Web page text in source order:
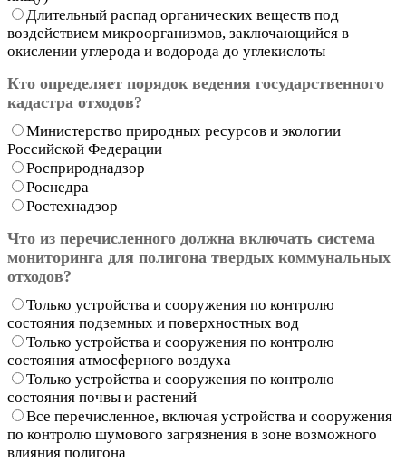
Длительный распад органических веществ под
воздействием микроорганизмов, заключающийся в
окислении углерода и водорода до углекислоты
Кто определяет порядок ведения государственного
кадастра отходов?
Министерство природных ресурсов и экологии
Российской Федерации
Росприроднадзор
Роснедра
Ростехнадзор
Что из перечисленного должна включать система
мониторинга для полигона твердых коммунальных
отходов?
Только устройства и сооружения по контролю
состояния подземных и поверхностных вод
Только устройства и сооружения по контролю
состояния атмосферного воздуха
Только устройства и сооружения по контролю
состояния почвы и растений
Все перечисленное, включая устройства и сооружения
по контролю шумового загрязнения в зоне возможного
влияния полигона